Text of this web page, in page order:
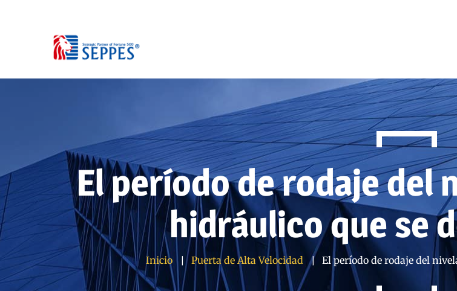
El período de rodaje del
hidráulico que se
Inicio Puerta de Alta Velocidad El período de rodaje del